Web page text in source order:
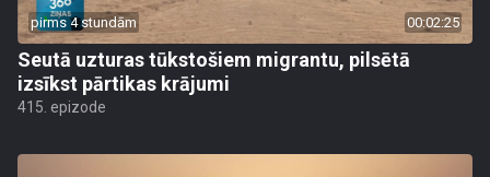
pirms 4 stundām 00:02:25
Seutā uzturas tūkstošiem migrantu, pilsētā
izsīkst pārtikas krājumi
415. epizode